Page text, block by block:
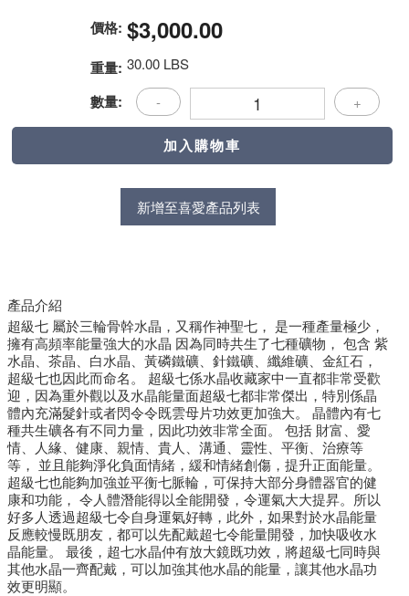
價格: $3,000.00
重量: 30.00 LBS
數量: - +
新增至喜愛產品列表
產品介紹
超級七 屬於三輪骨幹水晶，又稱作神聖七， 是一種產量極少，
擁有高頻率能量強大的水晶 因為同時共生了七種礦物， 包含 紫
水晶、茶晶、白水晶、黃磷鐵礦、針鐵礦、纖維礦、金紅石，
超級七也因此而命名。 超級七係水晶收藏家中一直都非常受歡
迎，因為重外觀以及水晶能量面超級七都非常傑出，特別係晶
體內充滿髮針或者閃令令既雲母片功效更加強大。 晶體內有七
種共生礦各有不同力量，因此功效非常全面。 包括 財富、愛
情、人緣、健康、親情、貴人、溝通、靈性、平衡、治療等
等， 並且能夠淨化負面情緒，緩和情緒創傷，提升正面能量。
超級七也能夠加強並平衡七脈輪，可保持大部分身體器官的健
康和功能， 令人體潛能得以全能開發，令運氣大大提昇。所以
好多人透過超級七令自身運氣好轉，此外，如果對於水晶能量
反應較慢既朋友，都可以先配戴超七令能量開發，加快吸收水
晶能量。 最後，超七水晶仲有放大鏡既功效，將超級七同時與
其他水晶一齊配戴，可以加強其他水晶的能量，讓其他水晶功
效更明顯。